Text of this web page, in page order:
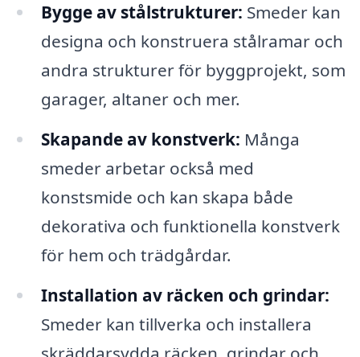
Bygge av stålstrukturer: Smeder kan
designa och konstruera stålramar och
andra strukturer för byggprojekt, som
garager, altaner och mer.
Skapande av konstverk: Många
smeder arbetar också med
konstsmide och kan skapa både
dekorativa och funktionella konstverk
för hem och trädgårdar.
Installation av räcken och grindar:
Smeder kan tillverka och installera